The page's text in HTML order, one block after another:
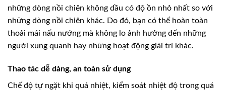
những dòng nồi chiên không dầu có độ ồn nhỏ nhất so với
những dòng nồi chiên khác. Do đó, bạn có thể hoàn toàn
thoải mái nấu nướng mà không lo ảnh hưởng đến những
người xung quanh hay những hoạt động giải trí khác.
Thao tác dễ dàng, an toàn sử dụng
Chế độ tự ngặt khi quá nhiệt, kiểm soát nhiệt độ trong quá